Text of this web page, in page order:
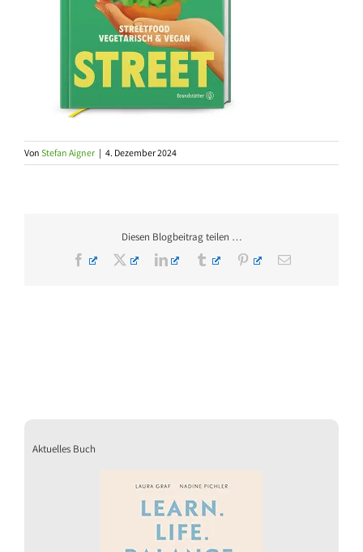
Von Stefan Aigner | 4. Dezember 2024
Diesen Blogbeitrag teilen …
Facebook
X LinkedInTumblr PinterestE-
Aktuelles Buch